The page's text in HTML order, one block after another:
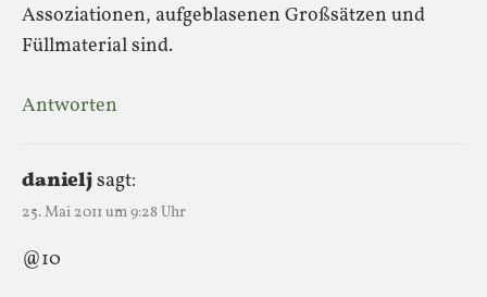
Assoziationen, aufgeblasenen Großsätzen und
Füllmaterial sind.
Antworten
danieljsagt:
25. Mai 2011 um 9:28 Uhr
@10